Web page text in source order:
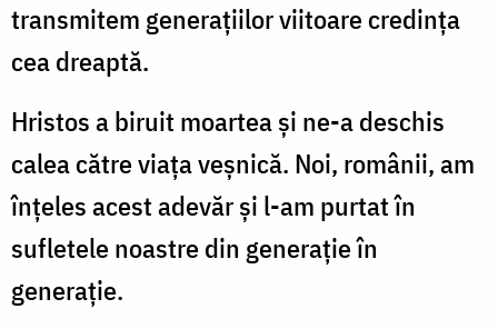
transmitem generațiilor viitoare credința
cea dreaptă.
Hristos a biruit moartea și ne-a deschis
calea către viața veșnică. Noi, românii, am
înțeles acest adevăr și l-am purtat în
sufletele noastre din generație în
generație.